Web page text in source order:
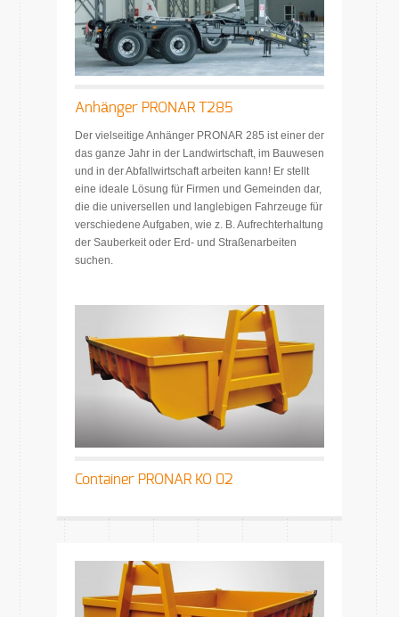
Anhänger PRONAR T285
Der vielseitige Anhänger PRONAR 285 ist einer der
das ganze Jahr in der Landwirtschaft, im Bauwesen
und in der Abfallwirtschaft arbeiten kann! Er stellt
eine ideale Lösung für Firmen und Gemeinden dar,
die die universellen und langlebigen Fahrzeuge für
verschiedene Aufgaben, wie z. B. Aufrechterhaltung
der Sauberkeit oder Erd- und Straßenarbeiten
suchen.
Container PRONAR KO 02